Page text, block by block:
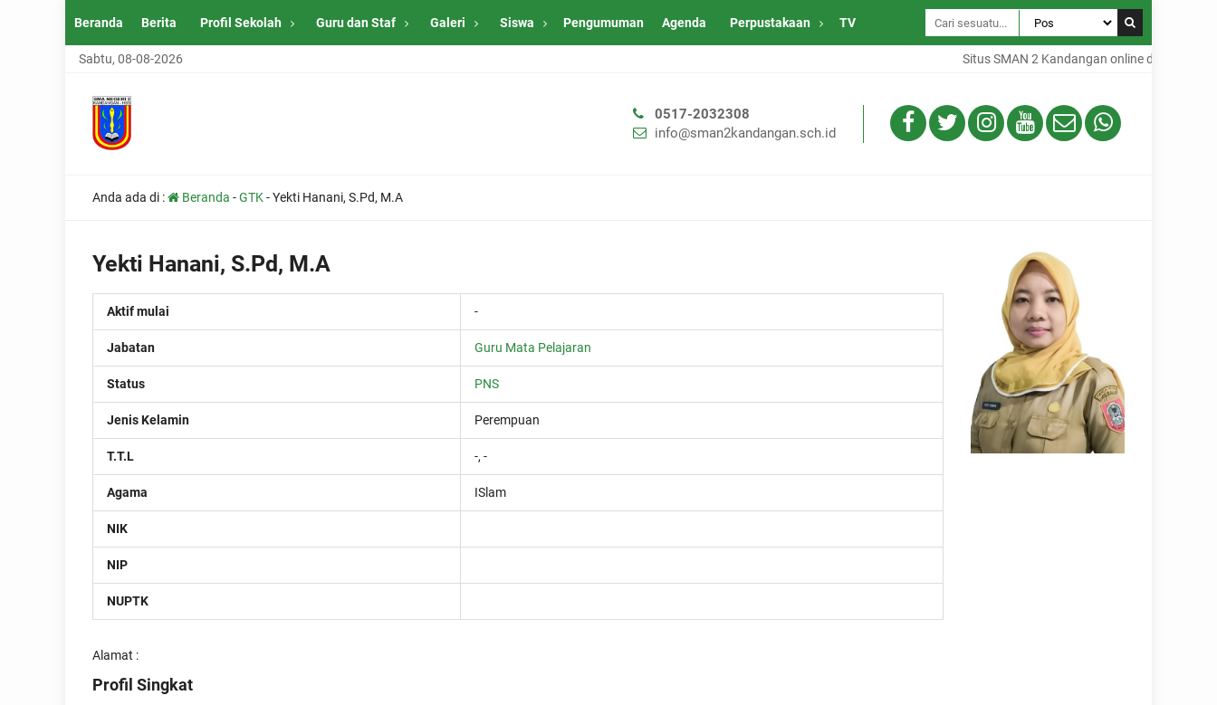
Beranda Berita Profil Sekolah Guru dan Staf Galeri Siswa Pengumuman Agenda Perpustakaan TV
Sabtu, 08-08-2026 Situs SMAN 2 Kandangan online dari Desa
0517-2032308
info@sman2kandangan.sch.id
Anda ada di : Beranda -GTK-Yekti Hanani, S.Pd, M.A
Yekti Hanani, S.Pd, M.A
Aktif mulai -
Jabatan Guru Mata Pelajaran
Status PNS
Jenis Kelamin Perempuan
T.T.L -, -
Agama ISlam
NIK
NIP
NUPTK
Alamat :
Profil Singkat